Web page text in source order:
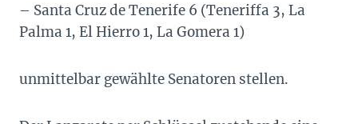
– Santa Cruz de Tenerife 6 (Teneriffa 3, La
Palma 1, El Hierro 1, La Gomera 1)
unmittelbar gewählte Senatoren stellen.